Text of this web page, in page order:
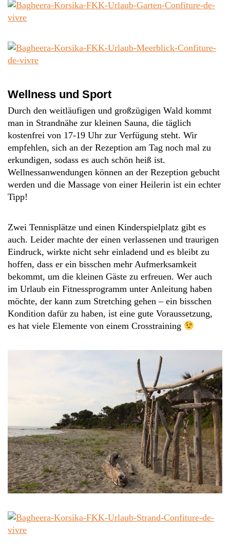
Wellness und Sport
Durch den weitläufigen und großzügigen Wald kommt
man in Strandnähe zur kleinen Sauna, die täglich
kostenfrei von 17-19 Uhr zur Verfügung steht. Wir
empfehlen, sich an der Rezeption am Tag noch mal zu
erkundigen, sodass es auch schön heiß ist.
Wellnessanwendungen können an der Rezeption gebucht
werden und die Massage von einer Heilerin ist ein echter
Tipp!
Zwei Tennisplätze und einen Kinderspielplatz gibt es
auch. Leider machte der einen verlassenen und traurigen
Eindruck, wirkte nicht sehr einladend und es bleibt zu
hoffen, dass er ein bisschen mehr Aufmerksamkeit
bekommt, um die kleinen Gäste zu erfreuen. Wer auch
im Urlaub ein Fitnessprogramm unter Anleitung haben
möchte, der kann zum Stretching gehen – ein bisschen
Kondition dafür zu haben, ist eine gute Voraussetzung,
es hat viele Elemente von einem Crosstraining